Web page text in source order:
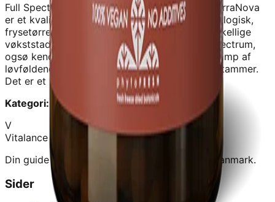
Full Spectrum Chaga 500 mg - 50 Kapsler - TerraNova
er et kvalitetskosttilskud fra Signaturshop
økologisk,
frysetørret chaga-svamp indsamlet i dens forskellige
vøkststadier. Terranova Chaga 500 mg Full Spectrum,
ogsø kendt som Chaga-svamp, er en donorsvamp af
løvføldende trøer og vokser normalt pø birkestammer.
Det er et kraftfuldt adaptogen med man
Kategori: Kosttilskud
V
Vitalance
Din guide til at finde de bedste kosttilskud i Danmark.
Sider